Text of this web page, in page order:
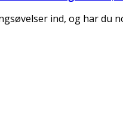
ind, og har du